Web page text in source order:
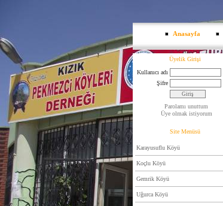
Anasayfa
Üyelik Girişi
Kullanıcı adı
Şifre
Parolamı unuttum
Üye olmak istiyorum
Site Menüsü
Karayusuflu Köyü
Koçlu Köyü
Gemrik Köyü
Uğurca Köyü